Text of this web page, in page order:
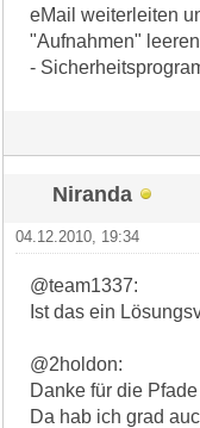
eMail weiterleiten
"Aufnahmen"
-
Niranda
04.12.2010, 19:34
@team1337:
Ist das ein
@2holdon:
Danke für die
Da hab ich grad